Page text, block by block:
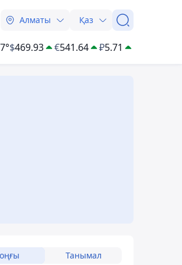
Алматы Қаз
$469.93 €541.64 ₽5.71
Танымал